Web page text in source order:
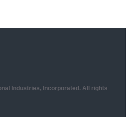
Industries, Incorporated. All rights